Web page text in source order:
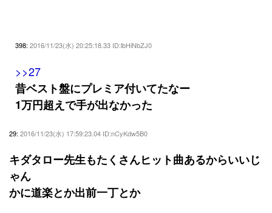
398: 2016/11/23(水) 20:25:18.33 ID:lbHiNbZJ0
>>27
昔ベスト盤にプレミア付いてたなー
1万円超えで手が出なかった
29: 2016/11/23(水) 17:59:23.04 ID:nCyKdw5B0
キダタロー先生もたくさんヒット曲あるからいいじ
ゃん
かに道楽とか出前一丁とか